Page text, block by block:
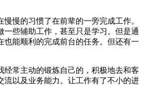
慢慢的习惯了在前辈的一旁完成工作。
一些辅助工作，甚至只是学习。但是通
也能顺利的完成前台的任务。但还有一
经常主动的锻炼自己的，积极地去和客
流以及业务能力。让工作有了不小的进